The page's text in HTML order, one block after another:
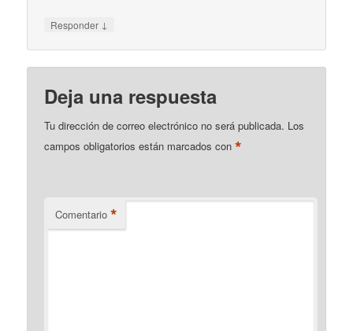
Responder ↓
Deja una respuesta
Tu dirección de correo electrónico no será publicada. Los
campos obligatorios están marcados con*
Comentario *